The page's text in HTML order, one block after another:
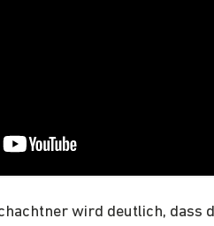
wird deutlich, dass